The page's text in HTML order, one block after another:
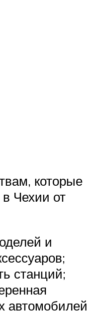
которые
Чехии от
и
станций;
автомобилей